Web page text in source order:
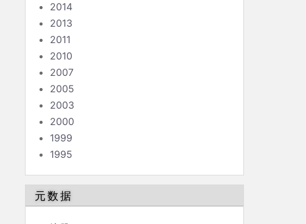
2014
2013
2011
2010
2007
2005
2003
2000
1999
1995
元数据